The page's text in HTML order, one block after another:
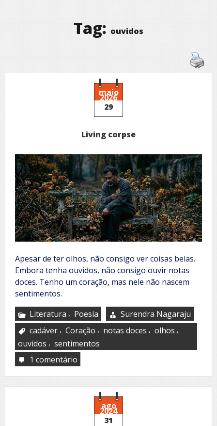
Tag: ouvidos
maio
2026
29
Living corpse
Apesar de ter olhos, não consigo ver coisas belas.
Embora tenha ouvidos, não consigo ouvir notas
doces. Tenho um coração, mas nele não nascem
sentimentos.
Literatura , Poesia
Surendra Nagaraju
cadáver , Coração , notas doces , olhos ,
ouvidos , sentimentos
1 comentário
corpse
ago
2024
31